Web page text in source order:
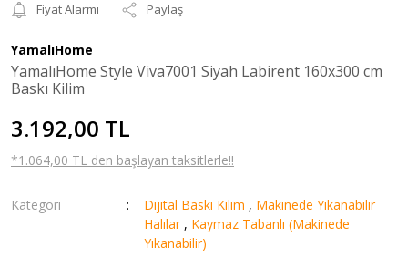
Fiyat Alarmı
Paylaş
YamalıHome
YamalıHome Style Viva7001 Siyah Labirent 160x300 cm
Baskı Kilim
3.192,00 TL
*1.064,00 TL den başlayan taksitlerle!!
Kategori Dijital Baskı Kilim , Makinede Yıkanabilir
Halılar , Kaymaz Tabanlı (Makinede
Yıkanabilir)